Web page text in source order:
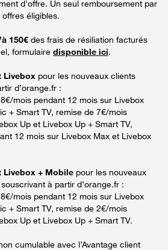
d'offre. Un seul remboursement par
éligibles.
150€ des frais de résiliation facturés
formulaire disponible ici.
Livebox pour les nouveaux clients
d’orange.fr :
mois pendant 12 mois sur Livebox
+ Smart TV, remise de 7€/mois
Up et Livebox Up + Smart TV,
12 mois sur Livebox Max et Livebox
Livebox + Mobile pour les nouveaux
à partir d’orange.fr :
mois pendant 12 mois sur Livebox
+ Smart TV, remise de 2€/mois
Up et Livebox Up + Smart TV.
cumulable avec l’Avantage client